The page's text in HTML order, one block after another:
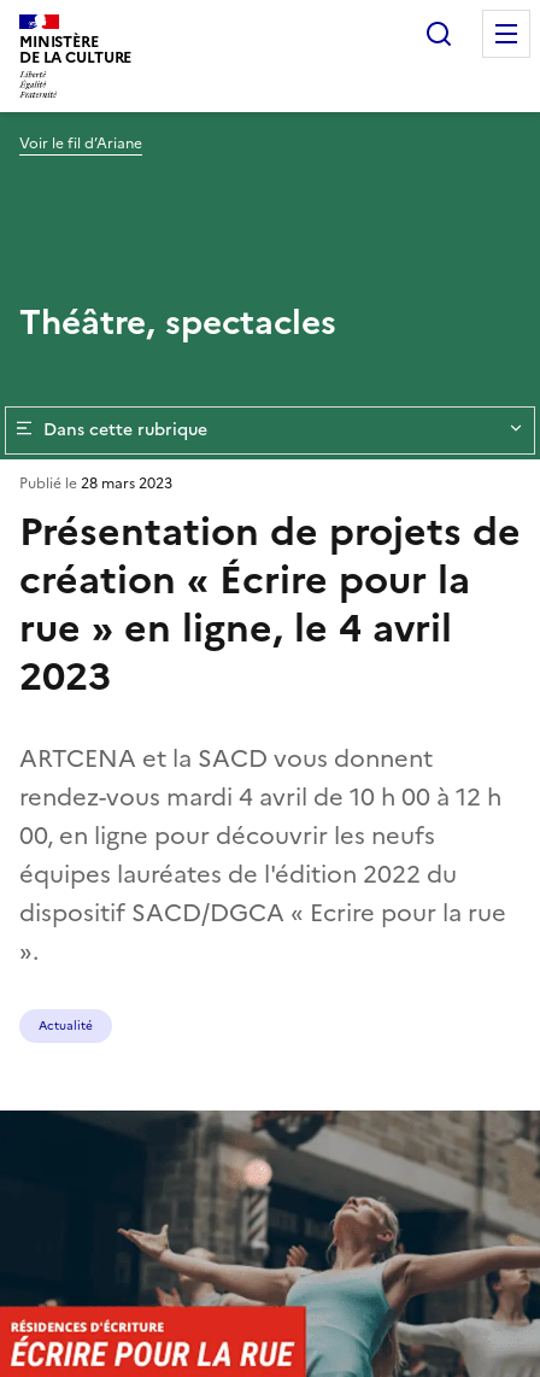
MINISTÈRE
DE LA CULTURE
Voir le fil d’Ariane
Théâtre, spectacles
Dans cette rubrique
Présentation de projets de
création « Écrire pour la
rue » en ligne, le 4 avril
2023
ARTCENA et la SACD vous donnent
rendez-vous mardi 4 avril de 10 h 00 à 12 h
00, en ligne pour découvrir les neufs
équipes lauréates de l'édition 2022 du
dispositif SACD/DGCA « Ecrire pour la rue
».
Publié le28 mars 2023
Actualité